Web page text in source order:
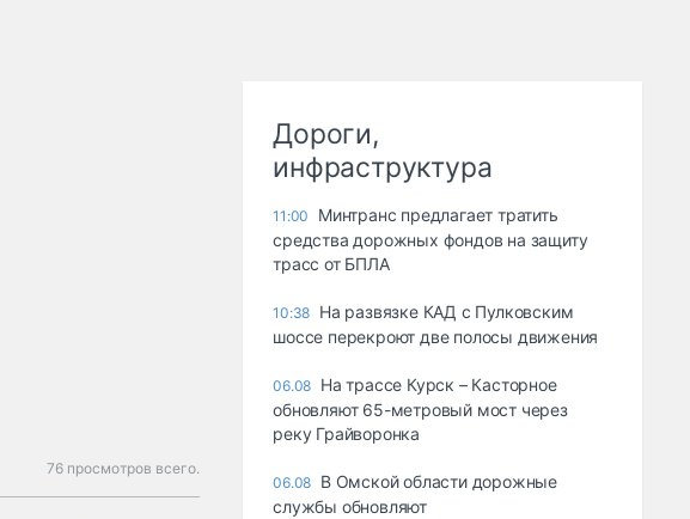
76 просмотров всего.
Дороги,
инфраструктура
11:00
Минтранс предлагает тратить
средства дорожных фондов на защиту
трасс от БПЛА
10:38 На развязке КАД с Пулковским
шоссе перекроют две полосы движения
06.08 На трассе Курск – Касторное
обновляют 65-метровый мост через
реку Грайворонка
06.08 В Омской области дорожные
службы обновляют